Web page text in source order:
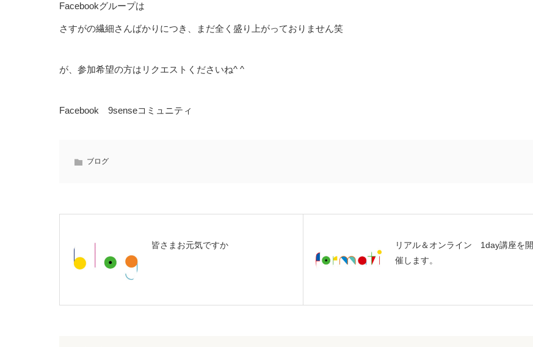
Facebookグループは
さすがの繊細さんばかりにつき、まだ全く盛り上がっておりません笑
が、参加希望の方はリクエストくださいね^ ^
Facebook 9senseコミュニティ
ブログ
皆さまお元気ですか
リアル＆オンライン 1day講座を開
催します。